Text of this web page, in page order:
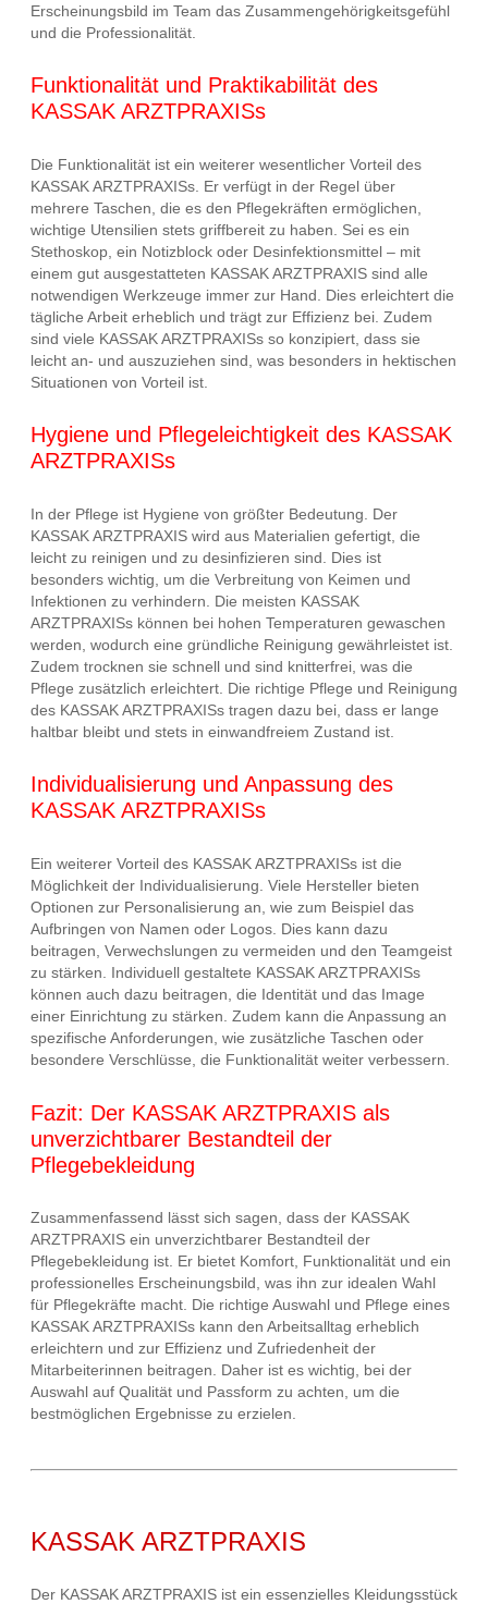
Erscheinungsbild im Team das Zusammengehörigkeitsgefühl
und die Professionalität.
Funktionalität und Praktikabilität des
KASSAK ARZTPRAXISs
Die Funktionalität ist ein weiterer wesentlicher Vorteil des
KASSAK ARZTPRAXISs. Er verfügt in der Regel über
mehrere Taschen, die es den Pflegekräften ermöglichen,
wichtige Utensilien stets griffbereit zu haben. Sei es ein
Stethoskop, ein Notizblock oder Desinfektionsmittel – mit
einem gut ausgestatteten KASSAK ARZTPRAXIS sind alle
notwendigen Werkzeuge immer zur Hand. Dies erleichtert die
tägliche Arbeit erheblich und trägt zur Effizienz bei. Zudem
sind viele KASSAK ARZTPRAXISs so konzipiert, dass sie
leicht an- und auszuziehen sind, was besonders in hektischen
Situationen von Vorteil ist.
Hygiene und Pflegeleichtigkeit des KASSAK
ARZTPRAXISs
In der Pflege ist Hygiene von größter Bedeutung. Der
KASSAK ARZTPRAXIS wird aus Materialien gefertigt, die
leicht zu reinigen und zu desinfizieren sind. Dies ist
besonders wichtig, um die Verbreitung von Keimen und
Infektionen zu verhindern. Die meisten KASSAK
ARZTPRAXISs können bei hohen Temperaturen gewaschen
werden, wodurch eine gründliche Reinigung gewährleistet ist.
Zudem trocknen sie schnell und sind knitterfrei, was die
Pflege zusätzlich erleichtert. Die richtige Pflege und Reinigung
des KASSAK ARZTPRAXISs tragen dazu bei, dass er lange
haltbar bleibt und stets in einwandfreiem Zustand ist.
Individualisierung und Anpassung des
KASSAK ARZTPRAXISs
Ein weiterer Vorteil des KASSAK ARZTPRAXISs ist die
Möglichkeit der Individualisierung. Viele Hersteller bieten
Optionen zur Personalisierung an, wie zum Beispiel das
Aufbringen von Namen oder Logos. Dies kann dazu
beitragen, Verwechslungen zu vermeiden und den Teamgeist
zu stärken. Individuell gestaltete KASSAK ARZTPRAXISs
können auch dazu beitragen, die Identität und das Image
einer Einrichtung zu stärken. Zudem kann die Anpassung an
spezifische Anforderungen, wie zusätzliche Taschen oder
besondere Verschlüsse, die Funktionalität weiter verbessern.
Fazit: Der KASSAK ARZTPRAXIS als
unverzichtbarer Bestandteil der
Pflegebekleidung
Zusammenfassend lässt sich sagen, dass der KASSAK
ARZTPRAXIS ein unverzichtbarer Bestandteil der
Pflegebekleidung ist. Er bietet Komfort, Funktionalität und ein
professionelles Erscheinungsbild, was ihn zur idealen Wahl
für Pflegekräfte macht. Die richtige Auswahl und Pflege eines
KASSAK ARZTPRAXISs kann den Arbeitsalltag erheblich
erleichtern und zur Effizienz und Zufriedenheit der
Mitarbeiterinnen beitragen. Daher ist es wichtig, bei der
Auswahl auf Qualität und Passform zu achten, um die
bestmöglichen Ergebnisse zu erzielen.
KASSAK ARZTPRAXIS
Der KASSAK ARZTPRAXIS ist ein essenzielles Kleidungsstück